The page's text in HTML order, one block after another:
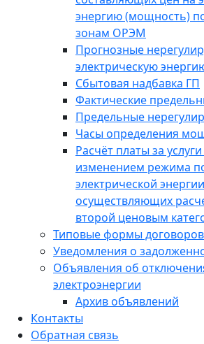
энергию (мощность)
зонам ОРЭМ
Прогнозные
электрическую
Сбытовая надбавка ГП
Фактические
Предельные
Часы определения
Расчёт платы за
изменением режима
электрической
осуществляющих
второй ценовым
Типовые формы договоров
Уведомления о
Объявления об
электроэнергии
Архив объявлений
Контакты
Обратная связь